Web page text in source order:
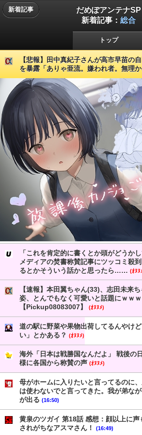
新着記事
だめぽアンテナSP
新着記事： 総合
トップ
【悲報】田中真紀子さんが高市早苗の
を暴露「ありゃ亜流。嫌われ者。無理か
「これを肯定的に書くとか頭がどうか
メディアの焚書称賛記事にツッコミ殺
るとかそういう話かと思ったら…… (ｵﾇﾇ
【速報】本田翼ちゃん(33)、志田未来
姿、とんでもなく可愛いと話題にｗｗ
【Pickup08083007】
(ｵﾇﾇﾒ)
道の駅に野菜や果物出荷してるんやけ
い」とかある？ (ｵﾇﾇﾒ)
海外「日本は戦勝国なんだよ」 戦後の
様に各国から称賛の声 (ｵﾇﾇﾒ)
母がホームに入りたいと言ってるのに
は使わないでと言ってきた。我が弟な
が出る (16:50)
黄泉のツガイ 第18話 感想：顔以上に声
されがちなアスマさん！
(16:49)